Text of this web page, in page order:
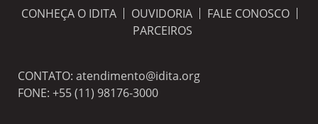
CONHEÇA O IDITA OUVIDORIA
FALE CONOSCO
PARCEIROS
CONTATO: atendimento@idita.org
FONE: +55 (11) 98176-3000